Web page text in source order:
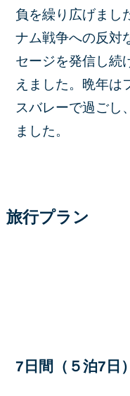
負を繰り広げまし
ナム戦争への反対
セージを発信し続
えました。晩年は
スバレーで過ごし
ました。
旅行プラン
7日間（５泊7日